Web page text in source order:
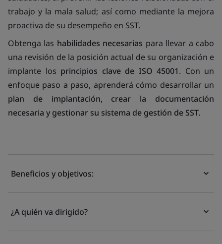
trabajo y la mala salud; así como mediante la mejora
proactiva de su desempeño en SST.
Obtenga las habilidades necesarias para llevar a cabo
una revisión de la posición actual de su organización e
implante los principios clave de ISO 45001. Con un
enfoque paso a paso, aprenderá cómo desarrollar un
plan de implantación, crear la documentación
necesaria y gestionar su sistema de gestión de SST.
Beneficios y objetivos:
¿A quién va dirigido?